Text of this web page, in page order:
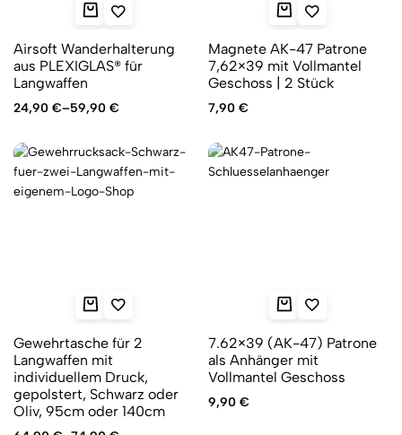
Airsoft Wanderhalterung
aus PLEXIGLAS® für
Langwaffen
24,90 €–59,90 €
Magnete AK-47 Patrone
7,62×39 mit Vollmantel
Geschoss | 2 Stück
7,90 €
Gewehrtasche für 2
Langwaffen mit
individuellem Druck,
gepolstert, Schwarz oder
Oliv, 95cm oder 140cm
7.62×39 (AK-47) Patrone
als Anhänger mit
Vollmantel Geschoss
9,90 €